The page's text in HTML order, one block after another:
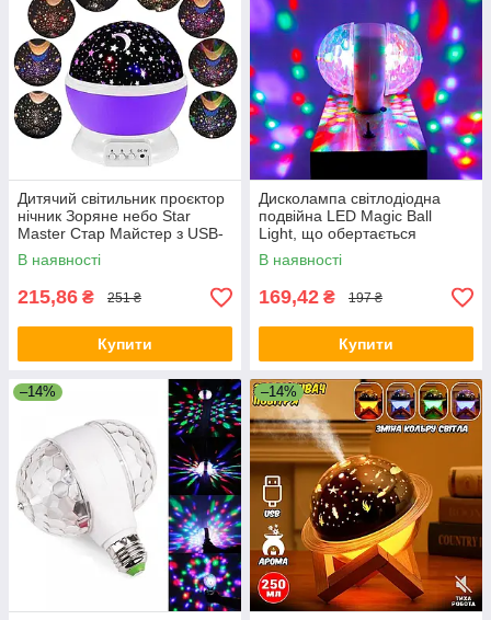
Дитячий світильник проєктор
нічник Зоряне небо Star
Master Стар Майстер з USB-
кабелем
В наявності
215,86 ₴ 251 ₴
Купити
Дисколампа світлодіодна
подвійна LED Magic Ball
Light, що обертається
В наявності
169,42 ₴ 197 ₴
Купити
–14% –14%